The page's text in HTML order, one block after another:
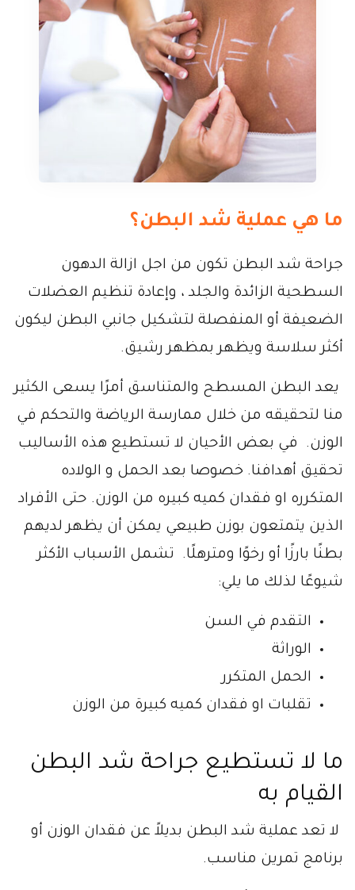
ما هي عملية شد البطن؟
جراحة شد البطن تكون من اجل ازالة الدهون
السطحية الزائدة والجلد ، وإعادة تنظيم العضلات
الضعيفة أو المنفصلة لتشكيل جانبي البطن ليكون
أكثر سلاسة ويظهر بمظهر رشيق.
يعد البطن المسطح والمتناسق أمرًا يسعى الكثير
منا لتحقيقه من خلال ممارسة الرياضة والتحكم في
الوزن. في بعض الأحيان لا تستطيع هذه الأساليب
تحقيق أهدافنا. خصوصا بعد الحمل و الولاده
المتكرره او فقدان كميه كبيره من الوزن. حتى الأفراد
الذين يتمتعون بوزن طبيعي يمكن أن يظهر لديهم
بطنًا بارزًا أو رخوًا ومترهلًا. تشمل الأسباب الأكثر
شيوعًا لذلك ما يلي:
التقدم في السن
الوراثة
الحمل المتكرر
تقلبات او فقدان كميه كبيرة من الوزن
ما لا تستطيع جراحة شد البطن
القيام به
لا تعد عملية شد البطن بديلاً عن فقدان الوزن أو
برنامج تمرين مناسب.